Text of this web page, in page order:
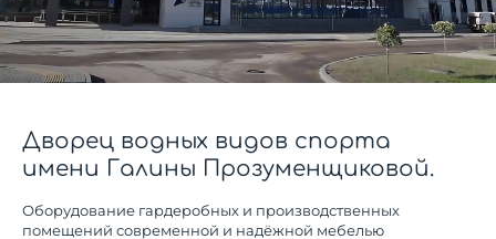
Дворец водных видов спорта
имени Галины Прозуменщиковой.
Оборудование гардеробных и производственных
помещений современной и надёжной мебелью